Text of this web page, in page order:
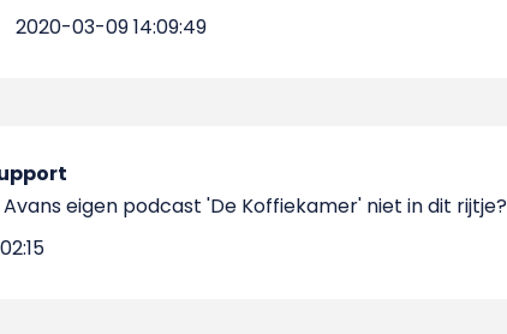
2020-03-09 14:09:49
eigen podcast 'De Koffiekamer' niet in dit rijtje?